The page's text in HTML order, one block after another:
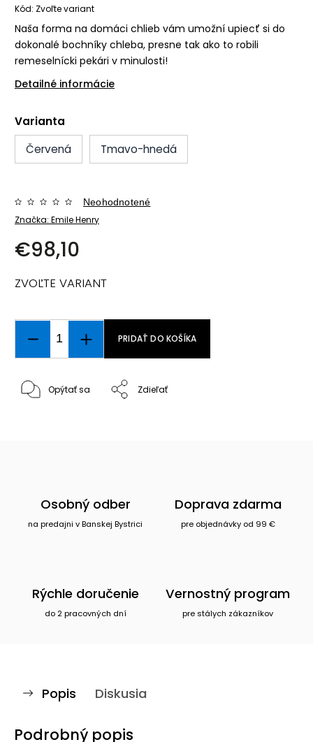
Kód: Zvoľte variant
Naša forma na domáci chlieb vám umožní upiecť si do
dokonalé bochníky chleba, presne tak ako to robili
remeselnícki pekári v minulosti!
Detailné informácie
Varianta
Červená
Tmavo-hnedá
Značka: Emile Henry
Neohodnotené
€98,10
ZVOĽTE VARIANT
PRIDAŤ DO KOŠÍKA
Opýtať sa Zdieľať
Osobný odber
na predajni v Banskej Bystrici
Doprava zdarma
pre objednávky od 99 €
Rýchle doručenie
do 2 pracovných dní
Vernostný program
pre stálych zákazníkov
Popis Diskusia
Podrobný popis